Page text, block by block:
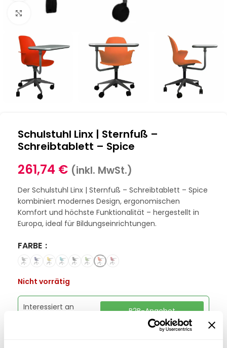
Klick zum Vergrößern
Schulstuhl Linx | Sternfuß –
Schreibtablett – Spice
261,74 € (inkl. MwSt.)
Der Schulstuhl Linx | Sternfuß – Schreibtablett – Spice
kombiniert modernes Design, ergonomischen
Komfort und höchste Funktionalität – hergestellt in
Europa, ideal für Bildungseinrichtungen.
FARBE
Nicht vorrätig
Interessiert an
B2B-Angebot
anfordern